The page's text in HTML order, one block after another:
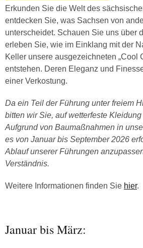
Erkunden Sie die Welt des
entdecken Sie, was Sachsen von
unterscheidet. Schauen Sie uns über
erleben Sie, wie im Einklang mit der
Keller unsere ausgezeichneten „Cool
entstehen. Deren Eleganz und
einer Verkostung.
Da ein Teil der Führung unter freiem
bitten wir Sie, auf wetterfeste Kleidung
Aufgrund von Baumaßnahmen in
es von Januar bis September 2026
Ablauf unserer Führungen
Verständnis.
Weitere Informationen finden Sie hier.
Januar bis März: